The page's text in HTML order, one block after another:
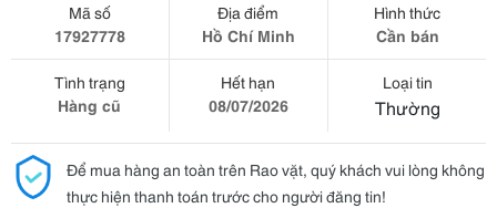
Mã số
17927778
Địa điểm
Hồ Chí Minh
Hình thức
Cần bán
Tình trạng
Hàng cũ
Hết hạn
08/07/2026
Loại tin
Thường
Để mua hàng an toàn trên Rao vặt, quý khách vui lòng không
thực hiện thanh toán trước cho người đăng tin!